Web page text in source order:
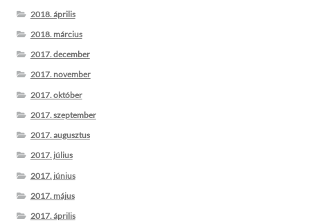
2018. április
2018. március
2017. december
2017. november
2017. október
2017. szeptember
2017. augusztus
2017. július
2017. június
2017. május
2017. április